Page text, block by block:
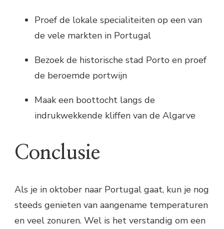
Proef de lokale specialiteiten op een van
de vele markten in Portugal
Bezoek de historische stad Porto en proef
de beroemde portwijn
Maak een boottocht langs de
indrukwekkende kliffen van de Algarve
Conclusie
Als je in oktober naar Portugal gaat, kun je nog
steeds genieten van aangename temperaturen
en veel zonuren. Wel is het verstandig om een